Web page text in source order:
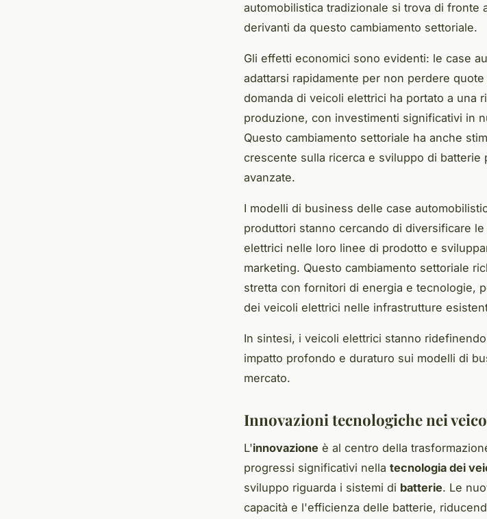
automobilistica tradizionale si trova di fronte
derivanti da questo cambiamento settoriale.
Gli effetti economici sono evidenti: le case
adattarsi rapidamente per non perdere
domanda di veicoli elettrici ha portato a una
produzione, con investimenti significativi in
Questo cambiamento settoriale ha anche
crescente sulla ricerca e sviluppo di
avanzate.
I modelli di business delle case
produttori stanno cercando di diversificare
elettrici nelle loro linee di prodotto e
marketing. Questo cambiamento settoriale
stretta con fornitori di energia e tecnologie,
dei veicoli elettrici nelle infrastrutture
In sintesi, i veicoli elettrici stanno
impatto profondo e duraturo sui modelli di
mercato.
Innovazioni tecnologiche nei
L'innovazione è al centro della
progressi significativi nella tecnologia dei
sviluppo riguarda i sistemi di batterie. Le
capacità e l'efficienza delle batterie,